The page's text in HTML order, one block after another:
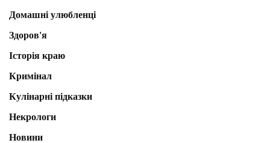
Домашні улюбленці
Здоров'я
Історія краю
Кримінал
Кулінарні підказки
Некрологи
Новини